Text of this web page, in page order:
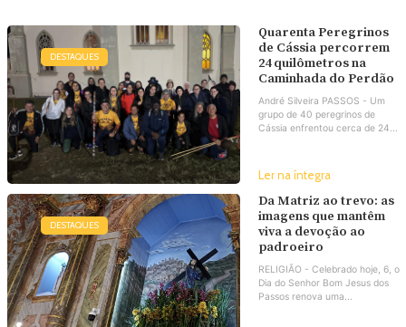
DESTAQUES
Quarenta Peregrinos
de Cássia percorrem
24 quilômetros na
Caminhada do Perdão
André Silveira PASSOS - Um
grupo de 40 peregrinos de
Cássia enfrentou cerca de 24...
Ler na íntegra
DESTAQUES
Da Matriz ao trevo: as
imagens que mantêm
viva a devoção ao
padroeiro
RELIGIÃO - Celebrado hoje, 6, o
Dia do Senhor Bom Jesus dos
Passos renova uma...